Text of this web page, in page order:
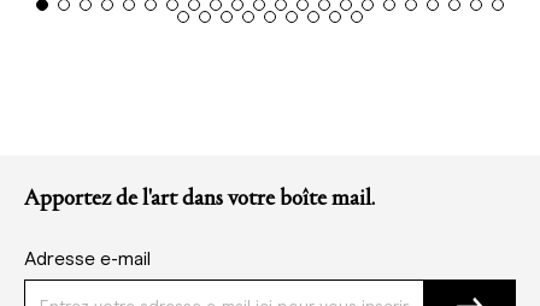
Apportez de l'art dans votre boîte mail.
Adresse e-mail